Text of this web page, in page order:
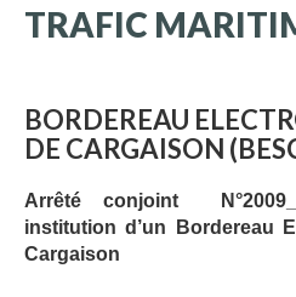
PORTS ET PLATEFORMES
PUBLICATIONS
CONTACT
TRAFIC
BORDEREAU
DE CARGAISON
Arrêté conjoint
institution d’un Bordereau
Cargaison